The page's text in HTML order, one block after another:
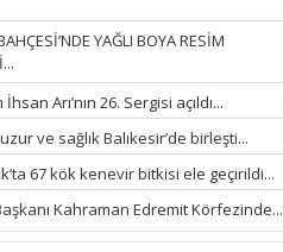
“BEDEN VE RUH
BÜTÜNLÜĞÜ...”
18/03/2023
İlknur Solmaz Çoban
“DOĞANIN GÜLEÇ
YAĞMURLARINI
ÖZLERKEN…”
23/11/2025
YAĞLI BOYA RESİM
Arı’nın 26. Sergisi açıldı...
ve sağlık Balıkesir’de birleşti...
67 kök kenevir bitkisi ele geçirildi...
Kahraman Edremit Körfezinde...